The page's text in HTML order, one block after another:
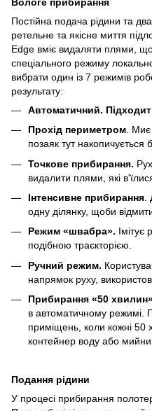
Постійна подача рідини та
ретельне та якісне миття
Edge вміє видаляти плями,
спеціального режиму
вибрати один із 7 режимів
результату:
Автоматичний.
Прохід периметром .
позаяк тут накопичується
Точкове прибирання.
видалити плями, які
Інтенсивне прибирання
одну ділянку, щоби
Режим «швабра».
подібною траєкторією.
Ручний режим.
напрямок руху,
Прибирання «50
в автоматичному режимі.
приміщень, коли кожні 50
контейнер воду або
Подання рідини
У процесі прибирання